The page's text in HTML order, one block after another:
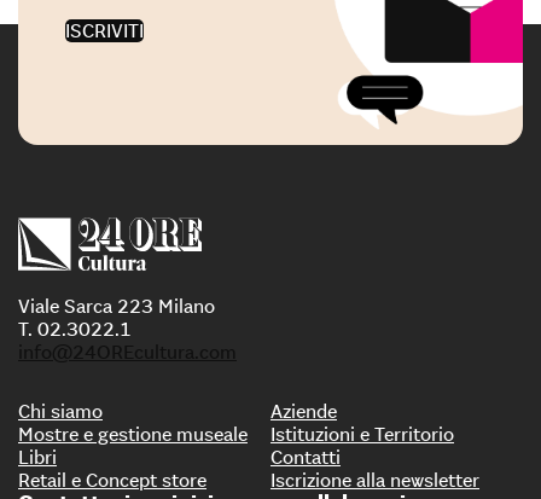
ISCRIVITI
Viale Sarca 223 Milano
T. 02.3022.1
info@24OREcultura.com
Chi siamo
Mostre e gestione museale
Libri
Retail e Concept store
Aziende
Istituzioni e Territorio
Contatti
Iscrizione alla newsletter